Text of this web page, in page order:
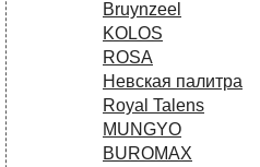
Bruynzeel
KOLOS
ROSA
Невская палитра
Royal Talens
MUNGYO
BUROMAX